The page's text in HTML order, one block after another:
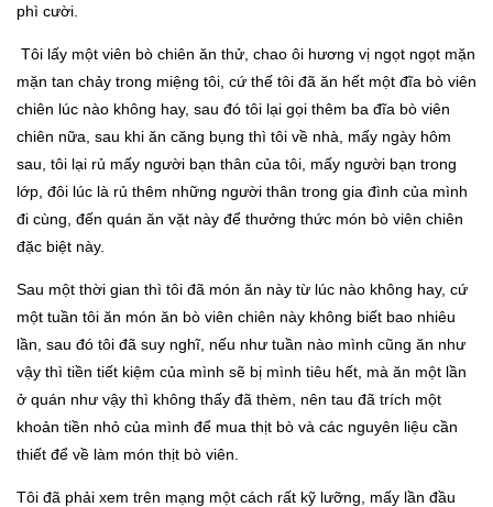
phì cười.
Tôi lấy một viên bò chiên ăn thử, chao ôi hương vị ngọt ngọt mặn
mặn tan chảy trong miệng tôi, cứ thế tôi đã ăn hết một đĩa bò viên
chiên lúc nào không hay, sau đó tôi lại gọi thêm ba đĩa bò viên
chiên nữa, sau khi ăn căng bụng thì tôi về nhà, mấy ngày hôm
sau, tôi lại rủ mấy người bạn thân của tôi, mấy người bạn trong
lớp, đôi lúc là rủ thêm những người thân trong gia đình của mình
đi cùng, đến quán ăn vặt này để thưởng thức món bò viên chiên
đặc biệt này.
Sau một thời gian thì tôi đã món ăn này từ lúc nào không hay, cứ
một tuần tôi ăn món ăn bò viên chiên này không biết bao nhiêu
lần, sau đó tôi đã suy nghĩ, nếu như tuần nào mình cũng ăn như
vậy thì tiền tiết kiệm của mình sẽ bị mình tiêu hết, mà ăn một lần
ở quán như vậy thì không thấy đã thèm, nên tau đã trích một
khoản tiền nhỏ của mình để mua thịt bò và các nguyên liệu cần
thiết để về làm món thịt bò viên.
Tôi đã phải xem trên mạng một cách rất kỹ lưỡng, mấy lần đầu